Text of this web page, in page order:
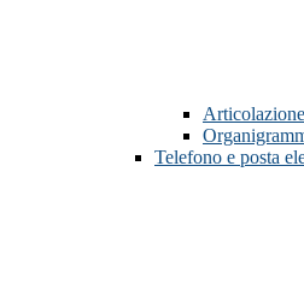
Telefono e posta